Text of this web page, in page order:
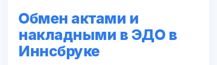
Обмен актами и
накладными в ЭДО в
Иннсбруке